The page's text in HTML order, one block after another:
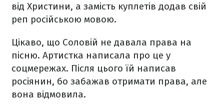
від Христини, а замість куплетів додав свій
реп російською мовою.
Цікаво, що Соловій не давала права на
пісню. Артистка написала про це у
соцмережах. Після цього їй написав
росіянин, бо забажав отримати права, але
вона відмовила.